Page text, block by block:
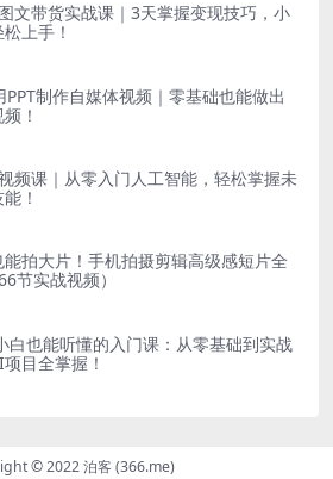
文带货实战课｜3天掌握变现技巧，小
上手！
PPT制作自媒体视频｜零基础也能做出
！
频课｜从零入门人工智能，轻松掌握未
！
拍大片！手机拍摄剪辑高级感短片全
节实战视频）
白也能听懂的入门课：从零基础到实战
目全掌握！
© 2022 泊客 (366.me)